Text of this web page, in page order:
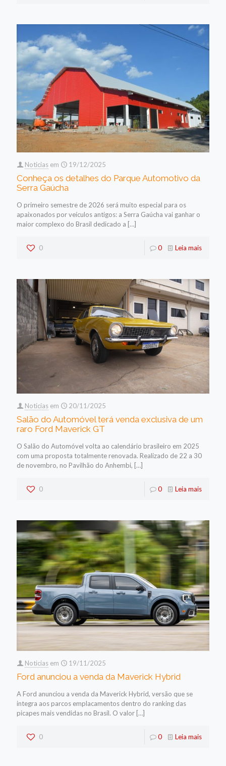
Noticias em 19/12/2025
Conheça os detalhes do Parque Automotivo da
Serra Gaúcha
O primeiro semestre de 2026 será muito especial para os
apaixonados por veículos antigos: a Serra Gaúcha vai ganhar o
maior complexo do Brasil dedicado a […]
0 0 Leia mais
Noticias em 20/11/2025
Salão do Automóvel terá venda exclusiva de um
raro Ford Maverick GT
O Salão do Automóvel volta ao calendário brasileiro em 2025
com uma proposta totalmente renovada. Realizado de 22 a 30
de novembro, no Pavilhão do Anhembi, […]
0 0 Leia mais
Noticias em 19/11/2025
Ford anunciou a venda da Maverick Hybrid
A Ford anunciou a venda da Maverick Hybrid, versão que se
integra aos parcos emplacamentos dentro do ranking das
picapes mais vendidas no Brasil. O valor […]
0 0 Leia mais